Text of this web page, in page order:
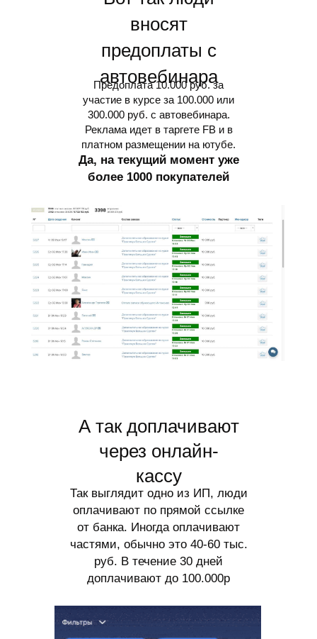
вносят
предоплаты с
автовебинара
А так доплачивают
через онлайн-
кассу
Предоплата 10.000 руб. за
участие в курсе за 100.000 или
300.000 руб. с автовебинара.
Реклама идет в таргете FB и в
платном размещении на ютубе.
Да, на текущий момент уже
более 1000 покупателей
Так выглядит одно из ИП, люди
оплачивают по прямой ссылке
от банка. Иногда оплачивают
частями, обычно это 40-60 тыс.
руб. В течение 30 дней
доплачивают до 100.000р